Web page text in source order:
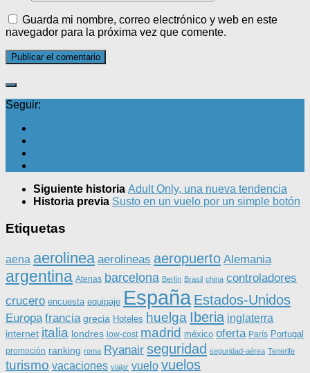
Guarda mi nombre, correo electrónico y web en este
navegador para la próxima vez que comente.
Seguir:
Siguiente historia Adult Only, una nueva tendencia
Historia previa Susto en un vuelo por un simple botón
Etiquetas
aena aerolinea aerolineas aeropuerto Alemania
argentina Atenas barcelona Berlín Brasil china controladores
crucero encuesta equipaje España Estados-Unidos
Europa francia grecia Hoteles huelga Iberia inglaterra
internet italia londres low-cost madrid méxico oferta París Portugal
promoción ranking roma Ryanair seguridad seguridad-aérea Tenerife
turismo vacaciones viajar vuelo vuelos